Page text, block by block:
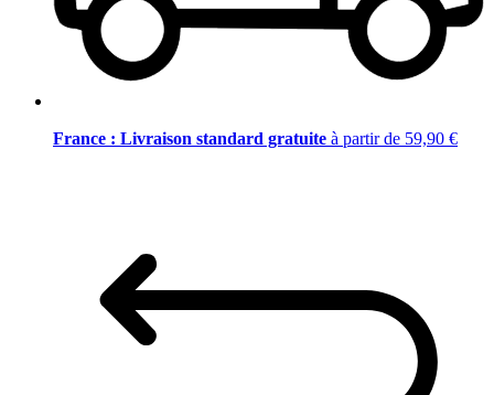
France : Livraison standard gratuite à partir de 59,90 €